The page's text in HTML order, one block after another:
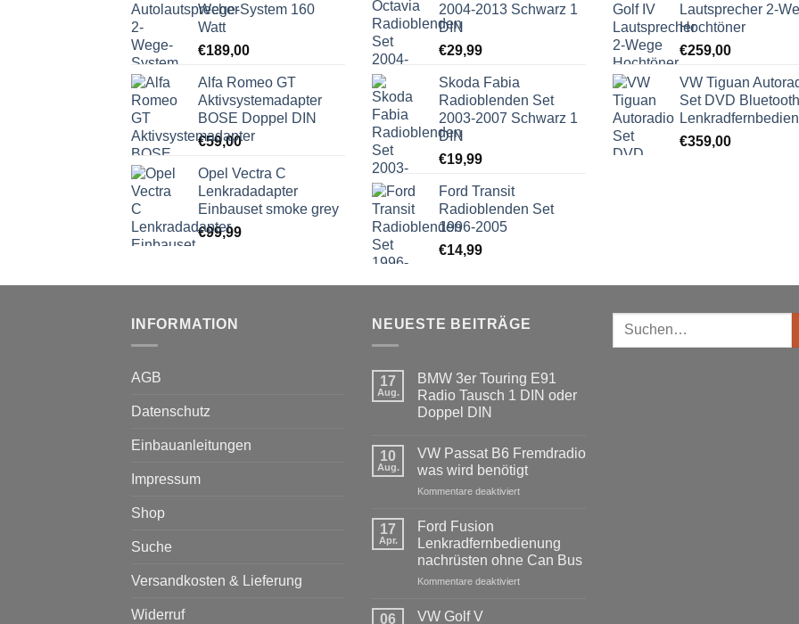
Wege-System 160
Watt
€189,00
Alfa Romeo GT
Aktivsystemadapter
BOSE Doppel DIN
€59,00
Opel Vectra C
Lenkradadapter
Einbauset smoke grey
€99,99
2004-2013 Schwarz 1
DIN
€29,99
Skoda Fabia
Radioblenden Set
2003-2007 Schwarz 1
DIN
€19,99
Ford Transit
Radioblenden Set
1996-2005
€14,99
Lautsprecher 2-
Hochtöner
€259,00
VW Tiguan
Set DVD Bluetooth
€359,00
INFORMATION
AGB
Datenschutz
Einbauanleitungen
Impressum
Shop
Suche
Versandkosten & Lieferung
Widerruf
NEUESTE BEITRÄGE
17
Aug.
BMW 3er Touring E91
Radio Tausch 1 DIN oder
Doppel DIN
zu
BMW
3er
Touring
Tausch
1
DIN
oder
DIN
10
Aug.
VW Passat B6 Fremdradio
was wird benötigt
Kommentare deaktiviertfür
B6
Fremdradio
was
wird
17
Apr.
Ford Fusion
Lenkradfernbedienung
nachrüsten ohne Can Bus
Kommentare deaktiviertfür
06 VW Golf V
Suchen